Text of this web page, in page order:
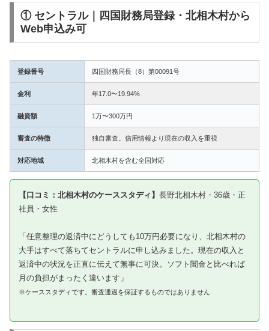
① セントラル｜四国財務局登録・北相木村から
Web申込み可
登録番号 四国財務局長（8）第00091号
金利 年17.0〜19.94%
融資額 1万〜300万円
審査の特徴 独自審査。信用情報より現在の収入を重視
対応地域 北相木村を含む全国対応
【口コミ：北相木村のケーススタディ】 長野北相木村・36歳・正
社員・女性
「任意整理の返済中にどうしても10万円必要になり、北相木村の
大手はすべて落ちてセントラルに申し込みました。現在の収入と
返済中の状況を正直に伝えて無事に可決。ソフト闇金と比べれば
月の負担がまったく違います」
※ケーススタディです。審査通過を保証するものではありません